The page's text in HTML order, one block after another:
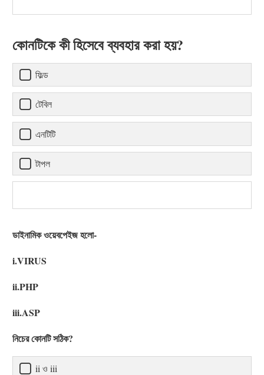
কোনটিকে কী হিসেবে ব্যবহার করা হয়?
ফিল্ড
টেবিল
এনটিটি
টাপল
ডাইনামিক ওয়েবপেইজ হলো-
i.VIRUS
ii.PHP
iii.ASP
নিচের কোনটি সঠিক?
ii ও iii